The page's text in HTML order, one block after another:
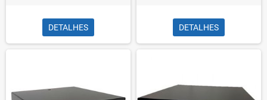
DETALHES DETALHES